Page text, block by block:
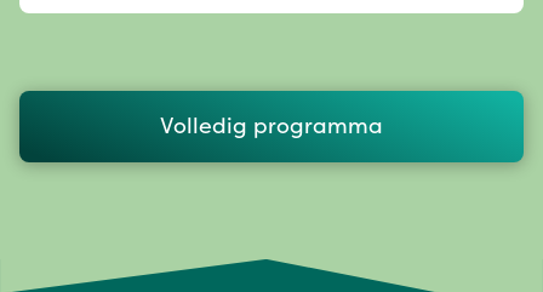
Volledig programma